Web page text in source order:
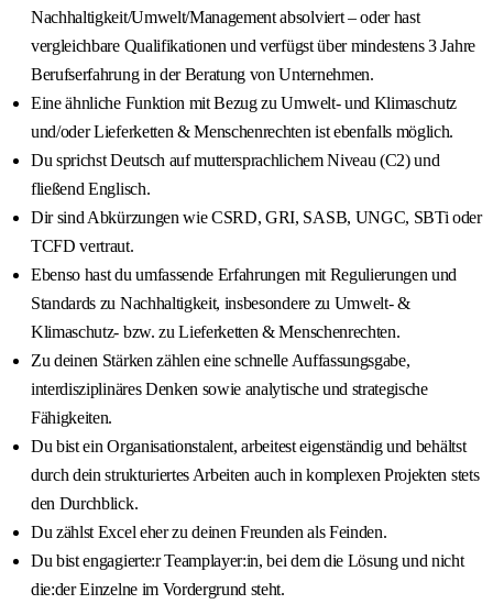
Nachhaltigkeit/Umwelt/Management absolviert – oder hast
vergleichbare Qualifikationen und verfügst über mindestens 3 Jahre
Berufserfahrung in der Beratung von Unternehmen.
Eine ähnliche Funktion mit Bezug zu Umwelt- und Klimaschutz
und/oder Lieferketten & Menschenrechten ist ebenfalls möglich.
Du sprichst Deutsch auf muttersprachlichem Niveau (C2) und
fließend Englisch.
Dir sind Abkürzungen wie CSRD, GRI, SASB, UNGC, SBTi oder
TCFD vertraut.
Ebenso hast du umfassende Erfahrungen mit Regulierungen und
Standards zu Nachhaltigkeit, insbesondere zu Umwelt- &
Klimaschutz- bzw. zu Lieferketten & Menschenrechten.
Zu deinen Stärken zählen eine schnelle Auffassungsgabe,
interdisziplinäres Denken sowie analytische und strategische
Fähigkeiten.
Du bist ein Organisationstalent, arbeitest eigenständig und behältst
durch dein strukturiertes Arbeiten auch in komplexen Projekten stets
den Durchblick.
Du zählst Excel eher zu deinen Freunden als Feinden.
Du bist engagierte:r Teamplayer:in, bei dem die Lösung und nicht
die:der Einzelne im Vordergrund steht.